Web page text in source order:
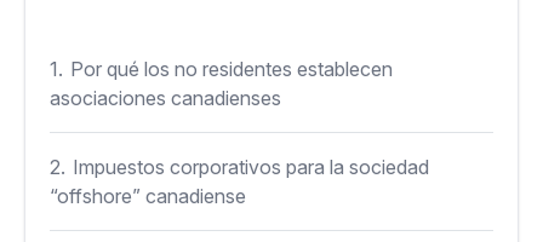
1. Por qué los no residentes establecen
asociaciones canadienses
2. Impuestos corporativos para la sociedad
“offshore” canadiense